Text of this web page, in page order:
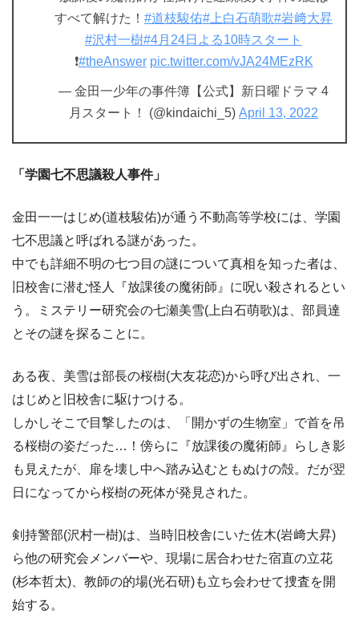
すべて解けた！ #道枝駿佑#上白石萌歌#岩﨑大昇
#沢村一樹#4月24日よる10時スタート
❗️#theAnswer pic.twitter.com/vJA24MEzRK
— 金田一少年の事件簿【公式】新日曜ドラマ 4
月スタート！ (@kindaichi_5) April 13, 2022
「学園七不思議殺人事件」
金田一一はじめ(道枝駿佑)が通う不動高等学校には、学園
七不思議と呼ばれる謎があった。
中でも詳細不明の七つ目の謎について真相を知った者は、
旧校舎に潜む怪人『放課後の魔術師』に呪い殺されるとい
う。ミステリー研究会の七瀬美雪(上白石萌歌)は、部員達
とその謎を探ることに。
ある夜、美雪は部長の桜樹(大友花恋)から呼び出され、一
はじめと旧校舎に駆けつける。
しかしそこで目撃したのは、「開かずの生物室」で首を吊
る桜樹の姿だった…！傍らに『放課後の魔術師』らしき影
も見えたが、扉を壊し中へ踏み込むともぬけの殻。だが翌
日になってから桜樹の死体が発見された。
剣持警部(沢村一樹)は、当時旧校舎にいた佐木(岩﨑大昇)
ら他の研究会メンバーや、現場に居合わせた宿直の立花
(杉本哲太)、教師の的場(光石研)も立ち会わせて捜査を開
始する。